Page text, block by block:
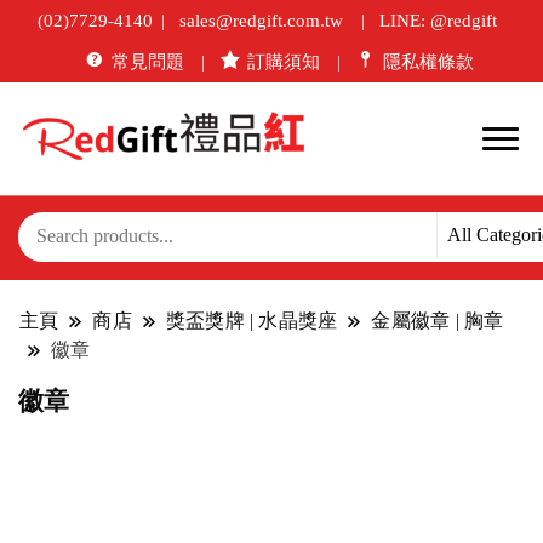
(02)7729-4140 sales@redgift.com.tw LINE: @redgift
常見問題 訂購須知 隱私權條款
主頁 商店 獎盃獎牌 | 水晶獎座
金屬徽章 | 胸章
徽章
徽章